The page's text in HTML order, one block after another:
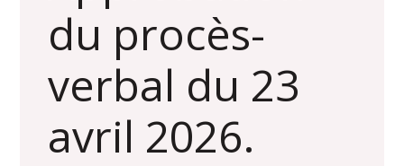
du procès-
verbal du 23
avril 2026.